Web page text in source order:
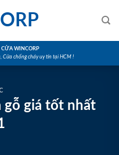
CỬA WINCORP
Cửa chống cháy uy tín tại HCM !
gỗ giá tốt nhất